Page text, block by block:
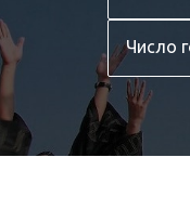
Число